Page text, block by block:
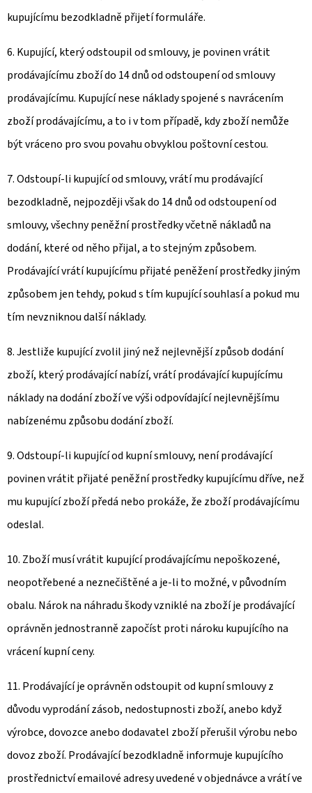
kupujícímu bezodkladně přijetí formuláře.
6. Kupující, který odstoupil od smlouvy, je povinen vrátit
prodávajícímu zboží do 14 dnů od odstoupení od smlouvy
prodávajícímu. Kupující nese náklady spojené s navrácením
zboží prodávajícímu, a to i v tom případě, kdy zboží nemůže
být vráceno pro svou povahu obvyklou poštovní cestou.
7. Odstoupí-li kupující od smlouvy, vrátí mu prodávající
bezodkladně, nejpozději však do 14 dnů od odstoupení od
smlouvy, všechny peněžní prostředky včetně nákladů na
dodání, které od něho přijal, a to stejným způsobem.
Prodávající vrátí kupujícímu přijaté peněžení prostředky jiným
způsobem jen tehdy, pokud s tím kupující souhlasí a pokud mu
tím nevzniknou další náklady.
8. Jestliže kupující zvolil jiný než nejlevnější způsob dodání
zboží, který prodávající nabízí, vrátí prodávající kupujícímu
náklady na dodání zboží ve výši odpovídající nejlevnějšímu
nabízenému způsobu dodání zboží.
9. Odstoupí-li kupující od kupní smlouvy, není prodávající
povinen vrátit přijaté peněžní prostředky kupujícímu dříve, než
mu kupující zboží předá nebo prokáže, že zboží prodávajícímu
odeslal.
10. Zboží musí vrátit kupující prodávajícímu nepoškozené,
neopotřebené a neznečištěné a je-li to možné, v původním
obalu. Nárok na náhradu škody vzniklé na zboží je prodávající
oprávněn jednostranně započíst proti nároku kupujícího na
vrácení kupní ceny.
11. Prodávající je oprávněn odstoupit od kupní smlouvy z
důvodu vyprodání zásob, nedostupnosti zboží, anebo když
výrobce, dovozce anebo dodavatel zboží přerušil výrobu nebo
dovoz zboží. Prodávající bezodkladně informuje kupujícího
prostřednictví emailové adresy uvedené v objednávce a vrátí ve